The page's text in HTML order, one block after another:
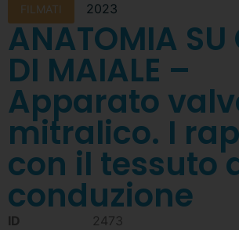
FILMATI 2023
ANATOMIA SU
DI MAIALE –
Apparato
mitralico. I
con il tessuto
conduzione
ID
2473